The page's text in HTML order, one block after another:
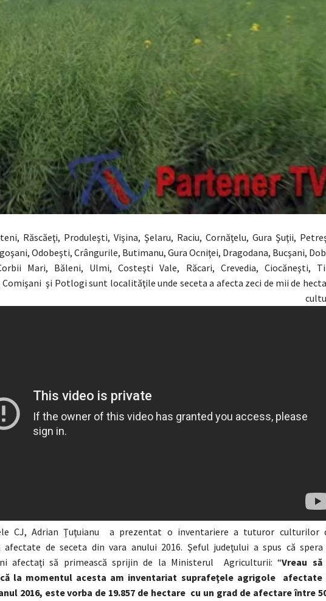
Răscăeţi, Produleşti, Vişina, Şelaru, Raciu, Cornăţelu, Gura Şuţii,
Odobeşti, Crângurile, Butimanu, Gura Ocniţei, Dragodana, Bucşani,
Mari, Băleni, Ulmi, Costeşti Vale, Răcari, Crevedia, Ciocăneşti,
şi Potlogi sunt localităţile unde seceta a afecta zeci de mii de
CJ, Adrian Ţuţuianu a prezentat o inventariere a tuturor culturilor
afectate de seceta din vara anului 2016. Şeful judeţului a spus că spera
afectaţi să primească sprijin de la Ministerul Agriculturii: “Vreau să
la momentul acesta am inventariat suprafeţele agrigole afectate
2016, este vorba de 19.857 de hectare cu un grad de afectare între